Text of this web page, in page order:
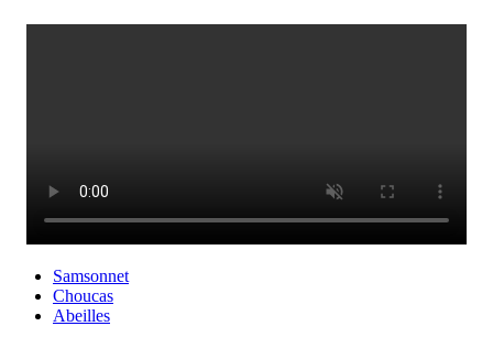
Samsonnet
Choucas
Abeilles